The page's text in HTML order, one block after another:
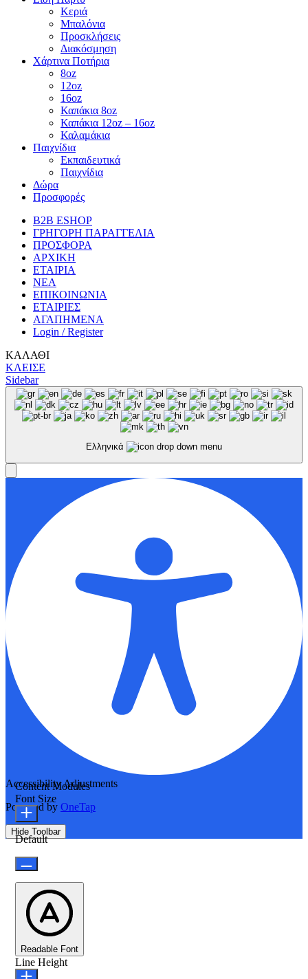
Κεριά
Μπαλόνια
Προσκλήσεις
Διακόσμηση
Χάρτινα Ποτήρια
8oz
12oz
16oz
Καπάκια 8oz
Καπάκια 12oz – 16oz
Καλαμάκια
Παιχνίδια
Εκπαιδευτικά
Παιχνίδια
Δώρα
Προσφορές
B2B ESHOP
ΓΡΗΓΟΡΗ ΠΑΡΑΓΓΕΛΙΑ
ΠΡΟΣΦΟΡΑ
ΑΡΧΙΚΗ
ΕΤΑΙΡΙΑ
ΝΕΑ
ΕΠΙΚΟΙΝΩΝΙΑ
ΕΤΑΙΡΙΕΣ
ΑΓΑΠΗΜΕΝΑ
Login / Register
ΚΑΛΑΘΙ
ΚΛΕΙΣΕ
Sidebar
Ελληνικά
Accessibility Adjustments
Powered by OneTap
Hide Toolbar
Content Modules
Font Size
Default
Readable Font
Line Height